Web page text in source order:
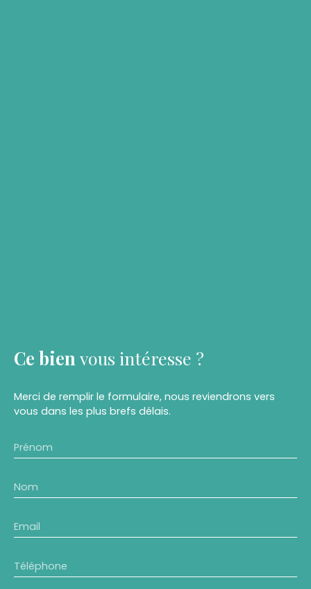
Ce bien vous intéresse ?
Merci de remplir le formulaire, nous reviendrons vers
vous dans les plus brefs délais.
Prénom
Nom
Email
Téléphone